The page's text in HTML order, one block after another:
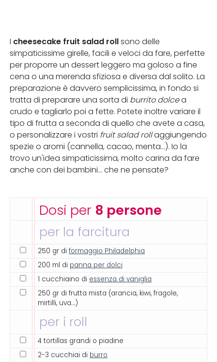
I cheesecake fruit salad roll sono delle
simpaticissime girelle, facili e veloci da fare, perfette
per proporre un dessert leggero ma goloso a fine
cena o una merenda sfiziosa e diversa dal solito. La
preparazione è davvero semplicissima, in fondo si
tratta di preparare una sorta di burrito dolcea
crudo e tagliarlo poi a fette. Potete inoltre variare il
tipo di frutta a seconda di quello che avete a casa,
o personalizzare i vostri fruit salad rollaggiungendo
spezie o aromi (cannella, cacao, menta...). Io la
trovo un'idea simpaticissima, molto carina da fare
anche con dei bambini... che ne pensate?
Dosi per 8 persone
per la farcitura
250 gr di formaggio Philadelphia
200 ml di panna per dolci
1 cucchiaino di essenza di vaniglia
250 gr di frutta mista (arancia, kiwi, fragole,
mirtilli, uva...)
per i roll
4 tortillas grandi o piadine
2-3 cucchiai di burro